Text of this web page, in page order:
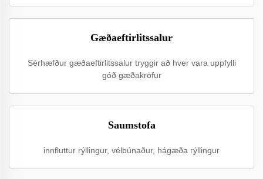
Gæðaeftirlitssalur
Sérhæfður gæðaeftirlitssalur tryggir að hver vara uppfylli
góð gæðakröfur
Saumstofa
innfluttur rýllingur, vélbúnaður, hágæða rýllingur